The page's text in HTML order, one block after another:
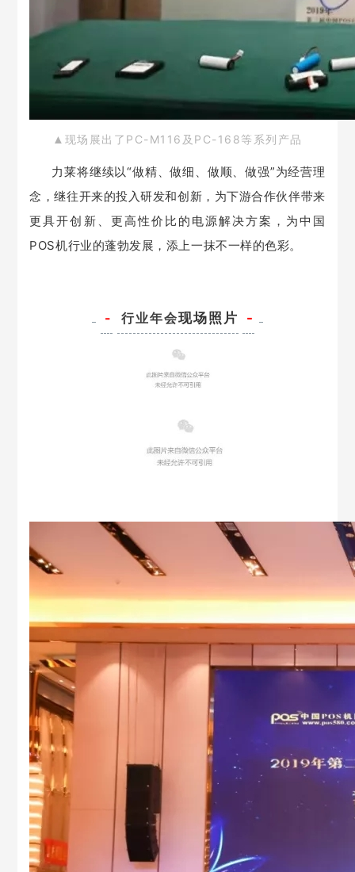
▲ 现场展出了PC-M116及PC-168等系列产品
力莱将继续以“做精、做细、做顺、做强”为经营理
念，继往开来的投入研发和创新，为下游合作伙伴带来
更具开创新、更高性价比的电源解决方案，为中国
POS机行业的蓬勃发展，添上一抹不一样的色彩。
- 行业年会现场照片 -